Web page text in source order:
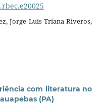
Jorge Luis Triana Riveros,
com literatura no
(PA)